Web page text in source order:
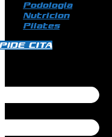
Podologia
Nutricion
Pilates
CITA